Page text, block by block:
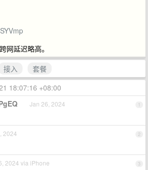
网延迟略高。
接入
套餐
18:07:16 +08:00
1
Jan 26, 2024
2
2024
3
2024 via iPhone